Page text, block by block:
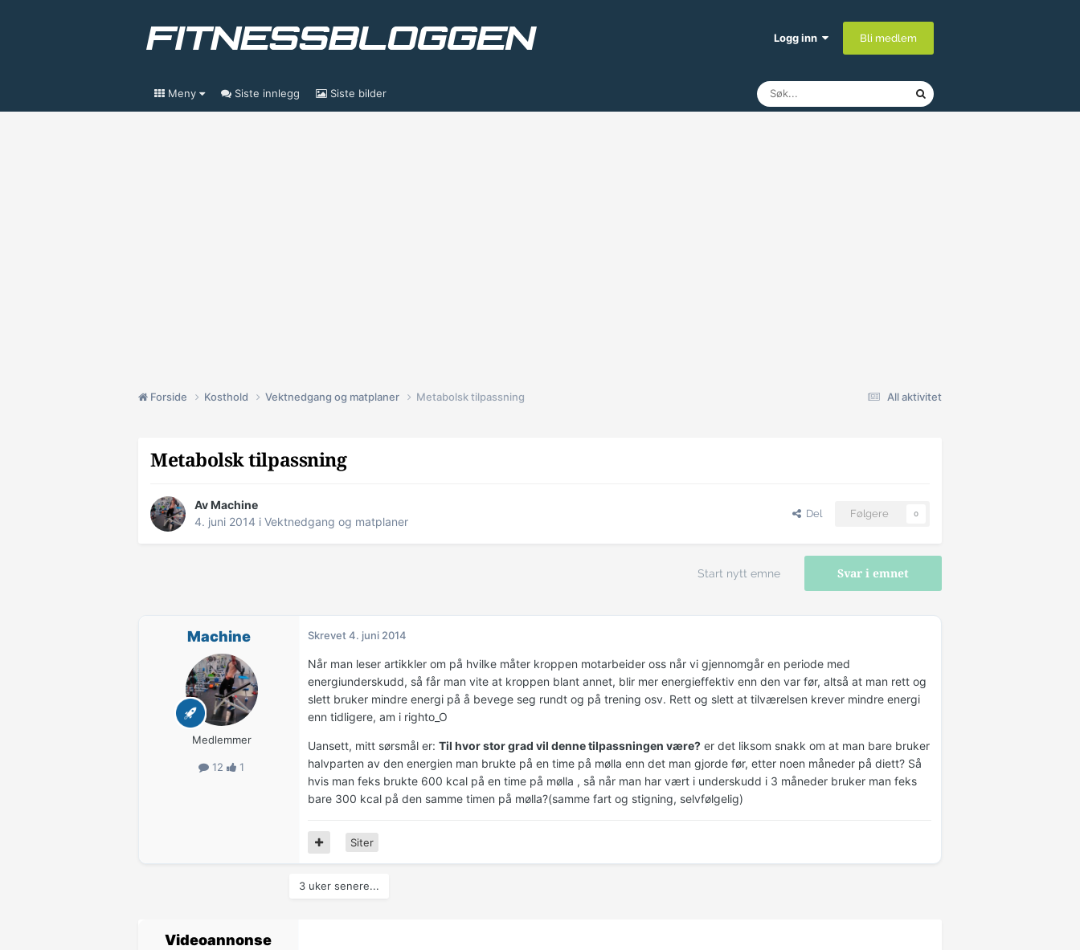
Logg inn Bli medlem
Meny Siste innlegg Siste bilder
All aktivitet
Forside Kosthold Vektnedgang og matplaner Metabolsk tilpassning
Metabolsk tilpassning
AvMachine
4. juni 2014 i Vektnedgang og matplaner
Del Følgere 0
Svar i emnet
Start nytt emne
Machine
Medlemmer
12 1
Skrevet4. juni 2014
Når man leser artikkler om på hvilke måter kroppen motarbeider oss når vi gjennomgår en periode med
energiunderskudd, så får man vite at kroppen blant annet, blir mer energieffektiv enn den var før, altså at man rett og
slett bruker mindre energi på å bevege seg rundt og på trening osv. Rett og slett at tilværelsen krever mindre energi
enn tidligere, am i righto_O
Uansett, mitt sørsmål er: Til hvor stor grad vil denne tilpassningen være? er det liksom snakk om at man bare bruker
halvparten av den energien man brukte på en time på mølla enn det man gjorde før, etter noen måneder på diett? Så
hvis man feks brukte 600 kcal på en time på mølla , så når man har vært i underskudd i 3 måneder bruker man feks
bare 300 kcal på den samme timen på mølla?(samme fart og stigning, selvfølgelig)
Siter
3 uker senere...
Videoannonse